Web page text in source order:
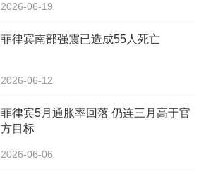
2026-06-19
菲律宾南部强震已造成55人死亡
2026-06-12
菲律宾5月通胀率回落 仍连三月高于官
方目标
2026-06-06